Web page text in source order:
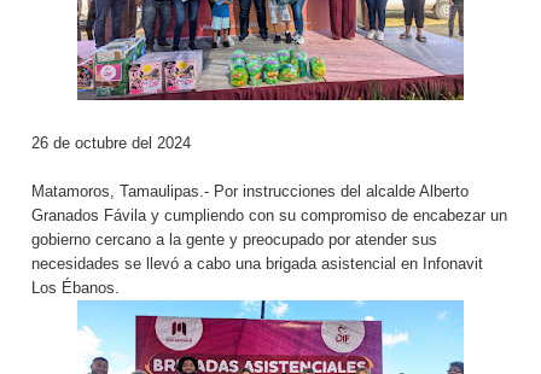
26 de octubre del 2024
Matamoros, Tamaulipas.- Por instrucciones del alcalde Alberto
Granados Fávila y cumpliendo con su compromiso de encabezar un
gobierno cercano a la gente y preocupado por atender sus
necesidades se llevó a cabo una brigada asistencial en Infonavit
Los Ébanos.